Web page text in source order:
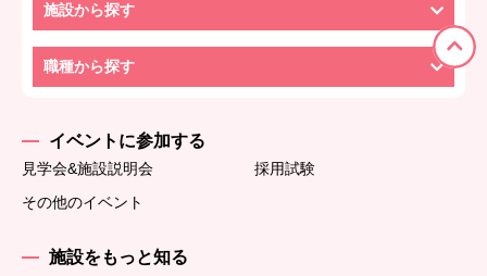
施設から探す
職種から探す
イベントに参加する
見学会&施設説明会
採用試験
その他のイベント
施設をもっと知る